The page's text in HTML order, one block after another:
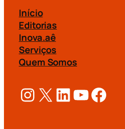
Início
Editorias
Inova.aê
Serviços
Quem Somos
Instagram X LinkedIn Youtube Facebook